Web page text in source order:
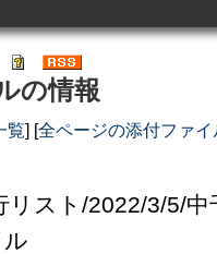
の情報
覧] [全ページの添付ファイ
リスト/2022/3/5/中